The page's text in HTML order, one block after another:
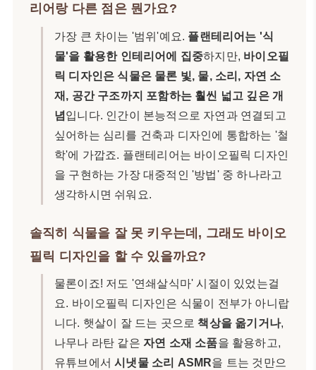
리어랑 다른 점은 뭔가요?
가장 큰 차이는 '범위'예요. 플랜테리어는 '식
물'을 활용한 인테리어에 집중하지만, 바이오필
릭 디자인은 식물은 물론 빛, 물, 소리, 자연 소
재, 공간 구조까지 포함하는 훨씬 넓고 깊은 개
념 입니다. 인간이 본능적으로 자연과 연결되고
싶어하는 심리를 건축과 디자인에 통합하는 '철
학'에 가깝죠. 플랜테리어는 바이오필릭 디자인
을 구현하는 가장 대중적인 '방법' 중 하나라고
생각하시면 쉬워요.
솔직히 식물을 잘 못 키우는데, 그래도 바이오
필릭 디자인을 할 수 있을까요?
물론이죠! 저도 '연쇄살식마' 시절이 있었는걸
요. 바이오필릭 디자인은 식물이 전부가 아니랍
니다. 햇살이 잘 드는 곳으로책상을 옮기거나,
나무나 라탄 같은 자연 소재 소품을 활용하고,
유튜브에서시냇물 소리 ASMR을 트는 것만으